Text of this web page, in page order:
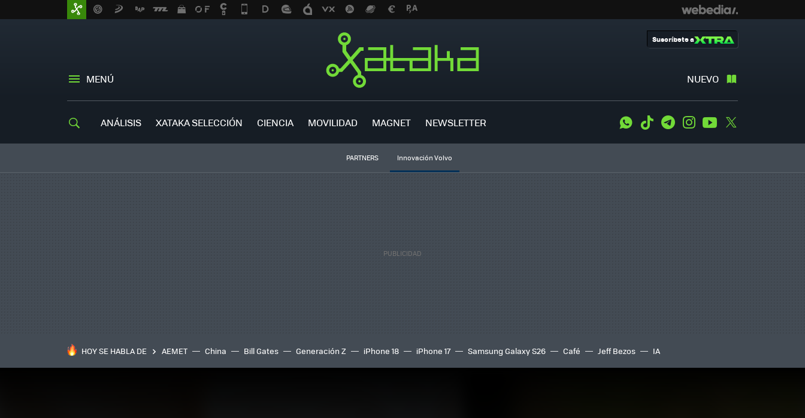
MENÚ NUEVO
Suscríbete a
ANÁLISIS XATAKA SELECCIÓN CIENCIA MOVILIDAD MAGNET NEWSLETTER WhatsApp
Tiktok TelegramInstagramYoutube
PARTNERS Innovación Volvo
HOY SE HABLA DE AEMET China Bill Gates Generación Z iPhone 18 iPhone 17 Samsung Galaxy S26 Café Jeff Bezos IA